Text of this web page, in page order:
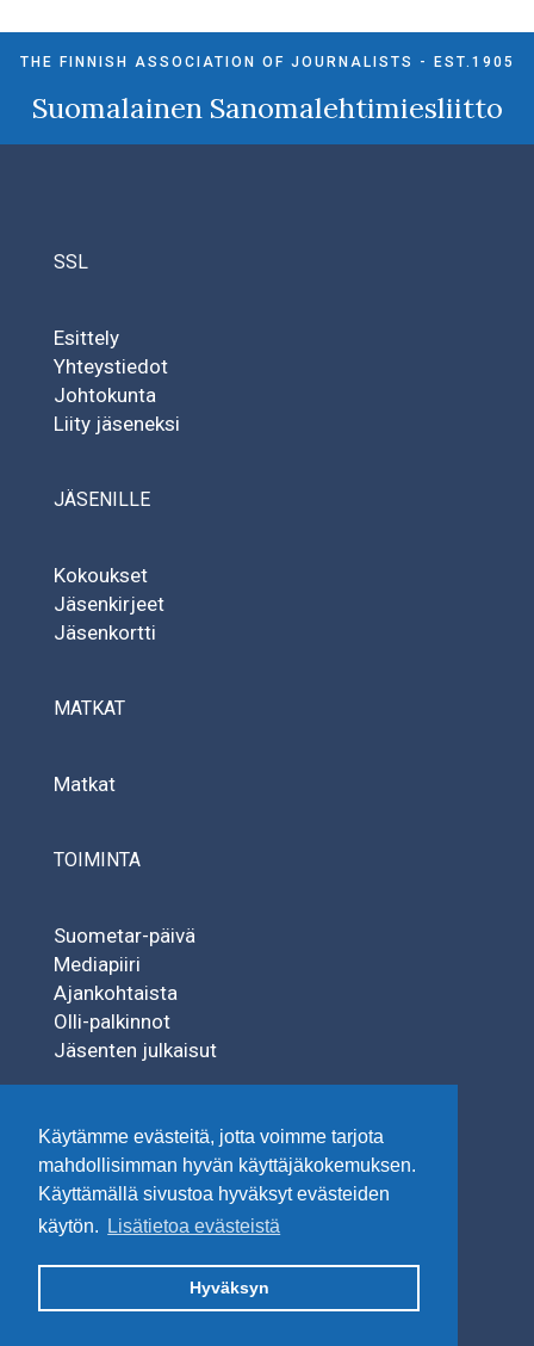
Käytämme evästeitä, jotta voimme tarjota
mahdollisimman hyvän käyttäjäkokemuksen.
Käyttämällä sivustoa hyväksyt evästeiden
käytön.
Lisätietoa evästeistä
Hyväksyn
THE FINNISH ASSOCIATION OF JOURNALISTS - EST.1905
Suomalainen Sanomalehtimiesliitto
SSL
Esittely
Yhteystiedot
Johtokunta
Liity jäseneksi
JÄSENILLE
Kokoukset
Jäsenkirjeet
Jäsenkortti
MATKAT
Matkat
TOIMINTA
Suometar-päivä
Mediapiiri
Ajankohtaista
Olli-palkinnot
Jäsenten julkaisut
SÄÄTIÖT
Tuisku-säätiö
Uuden Suomettaren Säätiö